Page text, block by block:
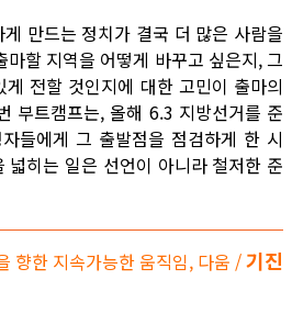
만드는 정치가 결국 더 많은 사람을
할 지역을 어떻게 바꾸고 싶은지, 그
전할 것인지에 대한 고민이 출마의
부트캠프는, 올해 6.3 지방선거를 준
들에게 그 출발점을 점검하게 한 시
넓히는 일은 선언이 아니라 철저한 준
향한 지속가능한 움직임, 다움 /기진